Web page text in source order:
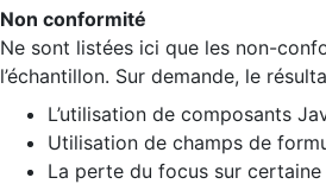
Non conformité
Ne sont listées ici que les non-
l’échantillon. Sur demande, le
L’utilisation de composants
Utilisation de champs de
La perte du focus sur